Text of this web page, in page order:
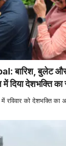
बुलेट और
दिया देशभक्ति
को देशभक्ति का